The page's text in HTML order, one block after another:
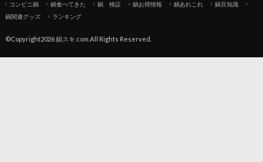
コンビニ鍋 鍋食べてきた 鍋 検証 鍋お得情報 鍋あれこれ
鍋豆知識
鍋関連グッズ
ランキング
©Copyright2026鍋スキ.com .All Rights Reserved.